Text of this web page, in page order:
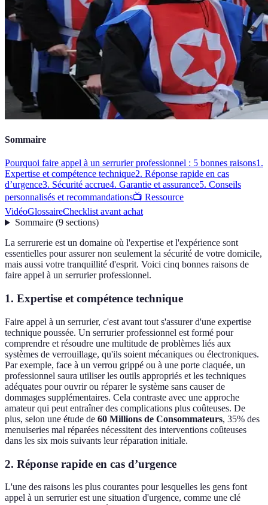
Sommaire
Pourquoi faire appel à un serrurier professionnel : 5 bonnes raisons1.
Expertise et compétence technique2. Réponse rapide en cas
d’urgence3. Sécurité accrue4. Garantie et assurance5. Conseils
personnalisés et recommandations📺 Ressource
VidéoGlossaireChecklist avant achat
Sommaire(9 sections)
La serrurerie est un domaine où l'expertise et l'expérience sont
essentielles pour assurer non seulement la sécurité de votre domicile,
mais aussi votre tranquillité d'esprit. Voici cinq bonnes raisons de
faire appel à un serrurier professionnel.
1. Expertise et compétence technique
Faire appel à un serrurier, c'est avant tout s'assurer d'une expertise
technique poussée. Un serrurier professionnel est formé pour
comprendre et résoudre une multitude de problèmes liés aux
systèmes de verrouillage, qu'ils soient mécaniques ou électroniques.
Par exemple, face à un verrou grippé ou à une porte claquée, un
professionnel saura utiliser les outils appropriés et les techniques
adéquates pour ouvrir ou réparer le système sans causer de
dommages supplémentaires. Cela contraste avec une approche
amateur qui peut entraîner des complications plus coûteuses. De
plus, selon une étude de 60 Millions de Consommateurs, 35% des
menuiseries mal réparées nécessitent des interventions coûteuses
dans les six mois suivants leur réparation initiale.
2. Réponse rapide en cas d’urgence
L'une des raisons les plus courantes pour lesquelles les gens font
appel à un serrurier est une situation d'urgence, comme une clé